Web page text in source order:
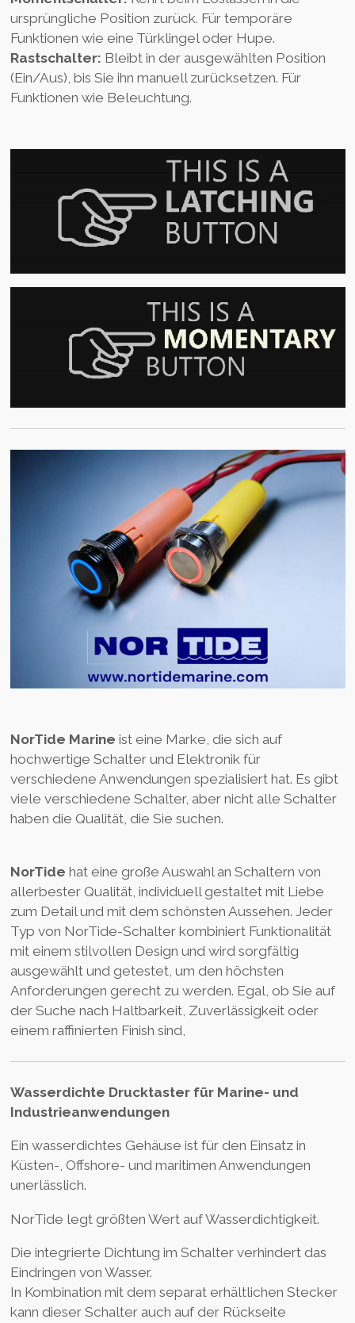
ursprüngliche Position zurück. Für temporäre
Funktionen wie eine Türklingel oder Hupe.
Rastschalter: Bleibt in der ausgewählten Position
(Ein/Aus), bis Sie ihn manuell zurücksetzen. Für
Funktionen wie Beleuchtung.
NorTide Marine ist eine Marke, die sich auf
hochwertige Schalter und Elektronik für
verschiedene Anwendungen spezialisiert hat. Es gibt
viele verschiedene Schalter, aber nicht alle Schalter
haben die Qualität, die Sie suchen.
NorTide hat eine große Auswahl an Schaltern von
allerbester Qualität, individuell gestaltet mit Liebe
zum Detail und mit dem schönsten Aussehen. Jeder
Typ von NorTide-Schalter kombiniert Funktionalität
mit einem stilvollen Design und wird sorgfältig
ausgewählt und getestet, um den höchsten
Anforderungen gerecht zu werden. Egal, ob Sie auf
der Suche nach Haltbarkeit, Zuverlässigkeit oder
einem raffinierten Finish sind,
Wasserdichte Drucktaster für Marine- und
Industrieanwendungen
Ein wasserdichtes Gehäuse ist für den Einsatz in
Küsten-, Offshore- und maritimen Anwendungen
unerlässlich.
NorTide legt größten Wert auf Wasserdichtigkeit.
Die integrierte Dichtung im Schalter verhindert das
Eindringen von Wasser.
In Kombination mit dem separat erhältlichen Stecker
kann dieser Schalter auch auf der Rückseite